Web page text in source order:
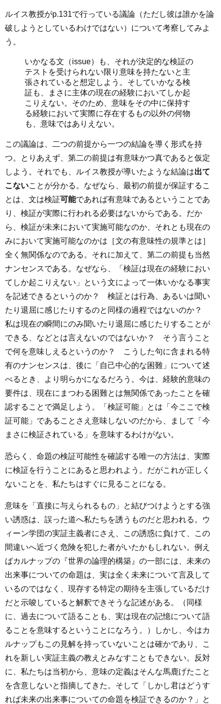
ルイス教授がp.131で行っている議論（ただし彼は誰かを論
破しようとしているわけではない）について考察してみよ
う。
いかなる文（issue）も、それが決定的な検証の
テストを受けられない限り意味を持たないと主
張されていると想定しよう。そしていかなる検
証も、まさに主体の現在の経験においてしか起
こりえない。そのため、意味をその中に保持す
る経験において実際に存在するもの以外の何物
も、意味ではありえない。
この議論は、二つの前提から一つの結論を導く形式を持
つ。とりあえず、第二の前提は有意味かつ真であると仮定
しよう。それでも、ルイス教授が導いたような結論は出て
こないことが分かる。なぜなら、最初の前提が保証するこ
とは、文は検証可能であれば有意味であるということであ
り、検証が実際に行われる必要はないからである。だか
ら、検証が未来において実施可能なのか、それとも現在の
みにおいて実施可能なのかは［文の有意味性の規準とは］
全く無関係なのである。それに加えて、第二の前提も当然
ナンセンスである。なぜなら、「検証は現在の経験におい
てしか起こりえない」という文によって一体いかなる事実
を記述できるというのか？ 検証とは行為、あるいは聞い
たり退屈に感じたりするのと同様の過程ではないのか？
私は現在の瞬間にのみ聞いたり退屈に感じたりすることが
できる、などとは言えないのではないか？ そう言うこと
で何を意味しえるというのか？ こうした句に含まれる特
有のナンセンスは、後に「自己中心的な困難」について述
べるとき、より明らかになるだろう。今は、経験的意味の
要件は、現在にまつわる困難とは無関係であったことを確
認することで満足しよう。「検証可能」とは「今ここで検
証可能」であることさえ意味しないのだから、まして「今
まさに検証されている」を意味するわけがない。
恐らく、命題の検証可能性を確認する唯一の方法は、実際
に検証を行うことにあると思われよう。だがこれが正しく
ないことを、私たちはすぐに見ることになる。
意味を「直接に与えられるもの」と結びつけようとする強
い誘惑は、誤った道へ私たちを誘うものだと思われる。ウ
ィーン学団の実証主義者にさえ、この誘惑に負けて、この
間違いへ近づく危険を犯した者がいたかもしれない。例え
ばカルナップの『世界の論理的構築』の一部には、未来の
出来事についての命題は、実は全く未来について言及して
いるのではなく、現存する特定の期待を主張しているだけ
だと示唆していると解釈できそうな記述がある。（同様
に、過去について語ることも、実は現在の記憶について語
ることを意味するということになろう。）しかし、今はカ
ルナップもこの見解を持っていないことは確かであり、こ
れを新しい実証主義の教えとみなすこともできない。反対
に、私たちは当初から、意味の定義はそんな馬鹿げたこと
を含意しないと指摘してきた。そして「しかし君はどうす
れば未来の出来事についての命題を検証できるのか？」と